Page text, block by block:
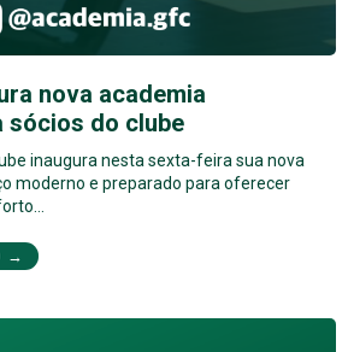
nova academia
sócios do clube
inaugura nesta sexta-feira sua nova
moderno e preparado para oferecer
→